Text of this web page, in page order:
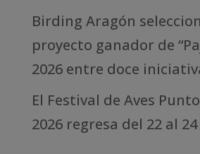
Birding Aragón
proyecto ganador de
2026 entre doce
El Festival de Aves
2026 regresa del 22 al